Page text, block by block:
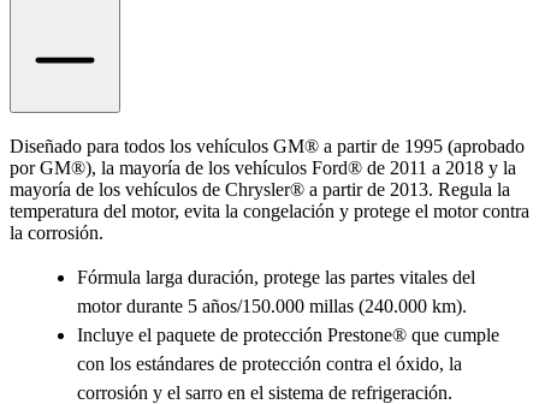
Diseñado para todos los vehículos GM® a partir de 1995 (aprobado
por GM®), la mayoría de los vehículos Ford® de 2011 a 2018 y la
mayoría de los vehículos de Chrysler® a partir de 2013. Regula la
temperatura del motor, evita la congelación y protege el motor contra
la corrosión.
Fórmula larga duración, protege las partes vitales del
motor durante 5 años/150.000 millas (240.000 km).
Incluye el paquete de protección Prestone® que cumple
con los estándares de protección contra el óxido, la
corrosión y el sarro en el sistema de refrigeración.